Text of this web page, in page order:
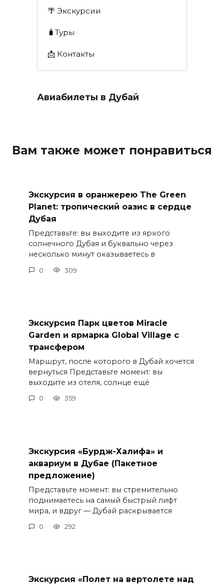
🌴 Экскурсии
🧳Туры
📩 Контакты
Авиабилеты в Дубай
Вам также может понравиться
Экскурсия в оранжерею The Green
Planet: тропический оазис в сердце
Дубая
Представьте: вы выходите из яркого
солнечного Дубая и буквально через
несколько минут оказываетесь в
0 309
Экскурсия Парк цветов Miracle
Garden и ярмарка Global Village с
трансфером
Маршрут, после которого в Дубай хочется
вернуться Представьте момент: вы
выходите из отеля, солнце ещё
0 359
Экскурсия «Бурдж-Халифа» и
аквариум в Дубае (Пакетное
предложение)
Представьте момент: вы стремительно
поднимаетесь на самый быстрый лифт
мира, и вдруг — Дубай раскрывается
0 292
Экскурсия «Полет на вертолете над